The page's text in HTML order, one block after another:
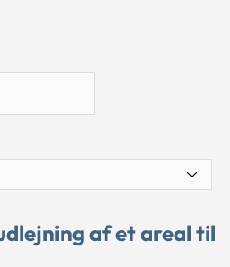
af et areal til